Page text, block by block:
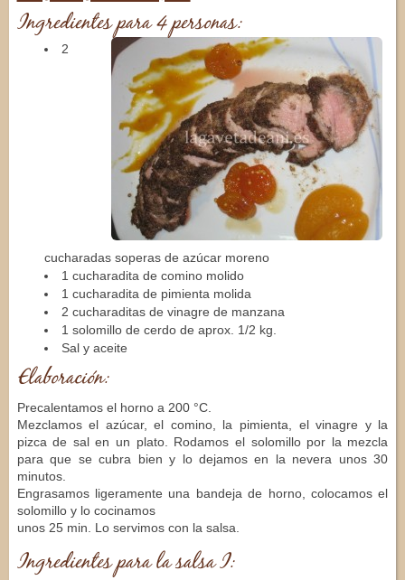
Ingredientes para 4 personas:
2
cucharadas soperas de azúcar moreno
1 cucharadita de comino molido
1 cucharadita de pimienta molida
2 cucharaditas de vinagre de manzana
1 solomillo de cerdo de aprox. 1/2 kg.
Sal y aceite
Elaboración:
Precalentamos el horno a 200 °C.
Mezclamos el azúcar, el comino, la pimienta, el vinagre y la
pizca de sal en un plato. Rodamos el solomillo por la mezcla
para que se cubra bien y lo dejamos en la nevera unos 30
minutos.
Engrasamos ligeramente una bandeja de horno, colocamos el
solomillo y lo cocinamos
unos 25 min. Lo servimos con la salsa.
Ingredientes para la salsa I: